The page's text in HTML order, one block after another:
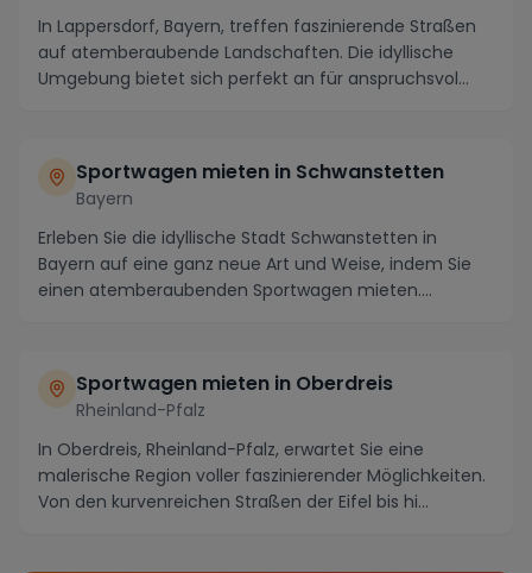
In Lappersdorf, Bayern, treffen faszinierende Straßen
auf atemberaubende Landschaften. Die idyllische
Umgebung bietet sich perfekt an für anspruchsvol...
Sportwagen mieten in Schwanstetten
Bayern
Erleben Sie die idyllische Stadt Schwanstetten in
Bayern auf eine ganz neue Art und Weise, indem Sie
einen atemberaubenden Sportwagen mieten.
Sportwagen mieten in Oberdreis
Rheinland-Pfalz
In Oberdreis, Rheinland-Pfalz, erwartet Sie eine
malerische Region voller faszinierender Möglichkeiten.
Von den kurvenreichen Straßen der Eifel bis hi...